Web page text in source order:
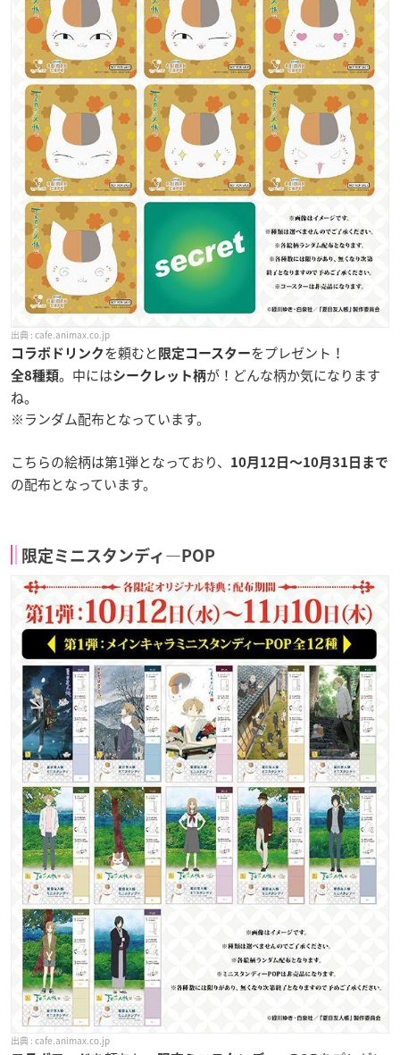
cafe.animax.co.jp
コラボドリンク を頼むと 限定コースターをプレゼント！
全8種類。中にはシークレット柄が！どんな柄か気になります
ね。
※ランダム配布となっています。
こちらの絵柄は第1弾となっており、 10月12日〜10月31日まで
の配布となっています。
限定ミニスタンディ―POP
cafe.animax.co.jp